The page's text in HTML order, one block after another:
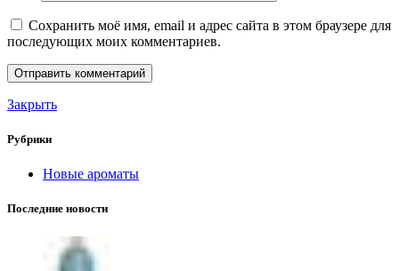
Сохранить моё имя, email и адрес сайта в этом браузере для
последующих моих комментариев.
Закрыть
Рубрики
Новые ароматы
Последние новости